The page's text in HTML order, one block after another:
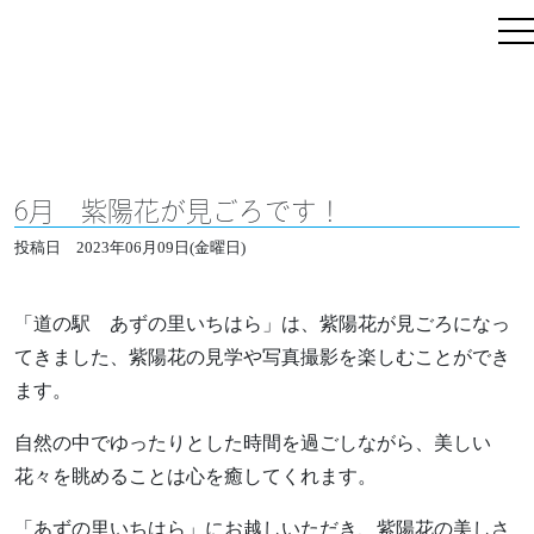
6月 紫陽花が見ごろです！
投稿日 2023年06月09日(金曜日)
「道の駅 あずの里いちはら」は、紫陽花が見ごろになっ
てきました、紫陽花の見学や写真撮影を楽しむことができ
ます。
自然の中でゆったりとした時間を過ごしながら、美しい
花々を眺めることは心を癒してくれます。
「あずの里いちはら」にお越しいただき、紫陽花の美しさ